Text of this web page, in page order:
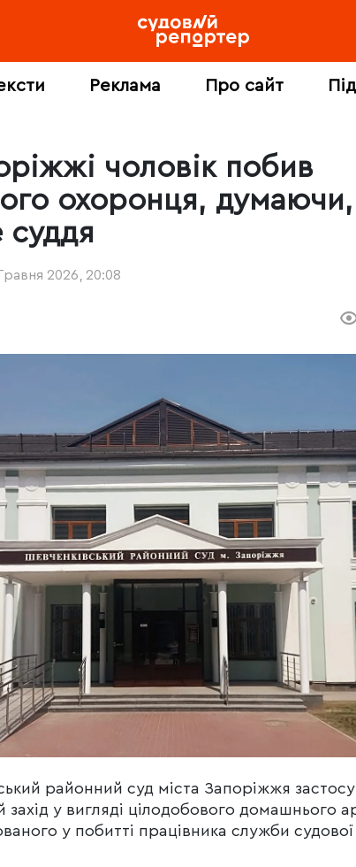
Реклама Про сайт
чоловік побив
охоронця, думаючи,
2026, 20:08
районний суд міста Запоріжжя
захід у вигляді цілодобового домашнього
у побитті працівника служби судової